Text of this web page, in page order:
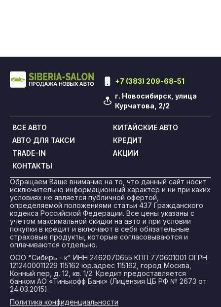
+7 (383) 209-68-51
г. Новосибирск, улица
Курчатова, 2/2
ВСЕ АВТО
КИТАЙСКИЕ АВТО
АВТО ДЛЯ ТАКСИ
КРЕДИТ
TRADE-IN
АКЦИИ
КОНТАКТЫ
Обращаем Ваше внимание на то, что данный сайт носит
исключительно информационный характер и ни при каких
условиях не является публичной офертой,
определяемой положениями статьи 437 Гражданского
кодекса Российской Федерации. Все цены указаны с
учетом максимальной скидки на авто и при условии
покупки в кредит и включают в себя обязательные
страховые продукты, которые согласовываются и
оплачиваются отдельно.
ООО "Сибирь - к" ИНН 2462070655 КПП 770601001 ОГРН
1212400011229 115162 юр.адрес 115162, город Москва,
Конный пер, д. 12, кв. 1/2. Кредит предоставляется
банком АО «Тинькофф Банк» (Лицензия ЦБ РФ № 2673 от
24.03.2015).
Политика конфиденциальности